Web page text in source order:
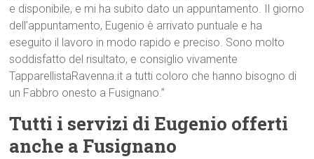
e disponibile, e mi ha subito dato un appuntamento. Il giorno
dell’appuntamento, Eugenio è arrivato puntuale e ha
eseguito il lavoro in modo rapido e preciso. Sono molto
soddisfatto del risultato, e consiglio vivamente
TapparellistaRavenna.it a tutti coloro che hanno bisogno di
un Fabbro onesto a Fusignano.”
Tutti i servizi di Eugenio offerti
anche a Fusignano